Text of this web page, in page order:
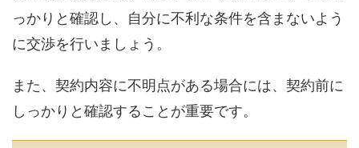
っかりと確認し、自分に不利な条件を含まないよう
に交渉を行いましょう。
また、契約内容に不明点がある場合には、契約前に
しっかりと確認することが重要です。